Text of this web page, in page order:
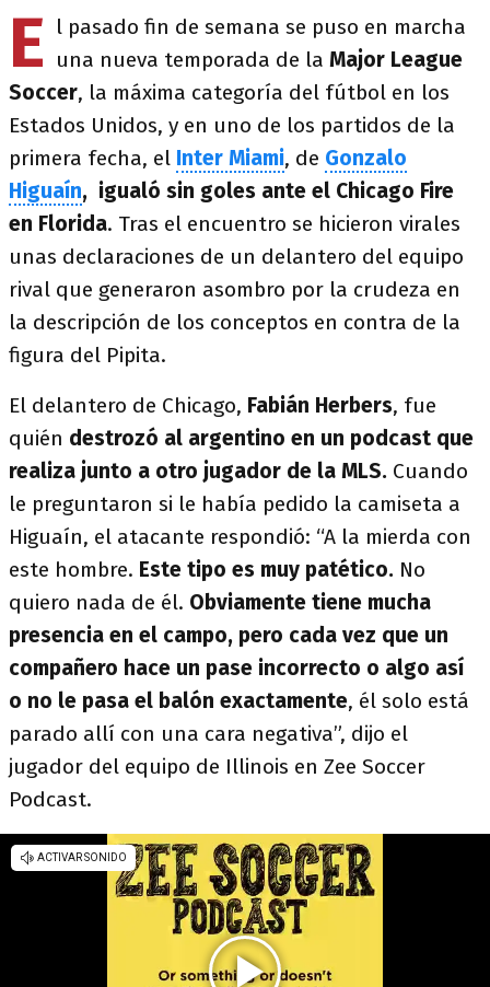
E
l pasado fin de semana se puso en marcha
una nueva temporada de la Major League
Soccer, la máxima categoría del fútbol en los
Estados Unidos, y en uno de los partidos de la
primera fecha, el Inter Miami, de Gonzalo
Higuaín, igualó sin goles ante el Chicago Fire
en Florida. Tras el encuentro se hicieron virales
unas declaraciones de un delantero del equipo
rival que generaron asombro por la crudeza en
la descripción de los conceptos en contra de la
figura del Pipita.
El delantero de Chicago, Fabián Herbers, fue
quién destrozó al argentino en un podcast que
realiza junto a otro jugador de la MLS. Cuando
le preguntaron si le había pedido la camiseta a
Higuaín, el atacante respondió: “A la mierda con
este hombre. Este tipo es muy patético. No
quiero nada de él. Obviamente tiene mucha
presencia en el campo, pero cada vez que un
compañero hace un pase incorrecto o algo así
o no le pasa el balón exactamente, él solo está
parado allí con una cara negativa”, dijo el
jugador del equipo de Illinois en Zee Soccer
Podcast.